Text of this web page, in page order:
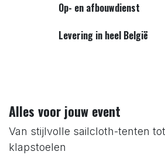
Op- en afbouwdienst
Levering in heel België
Alles voor jouw event
Van stijlvolle sailcloth-tenten
klapstoelen